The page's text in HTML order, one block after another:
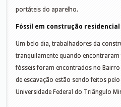
portáteis do aparelho.
Fóssil em construção residencial
Um belo dia, trabalhadores da
tranquilamente quando
fósseis foram encontrados no
de escavação estão sendo feitos
Universidade Federal do Triângulo